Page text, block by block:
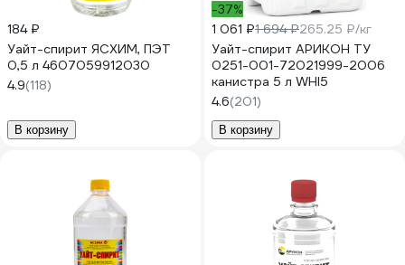
184 ₽
Уайт-спирит ЯСХИМ, ПЭТ
0,5 л 4607059912030
4.9(118)
В корзину
-37%
1 061 ₽1 694 ₽265.25 ₽/кг
Уайт-спирит АРИКОН ТУ
0251-001-72021999-2006
канистра 5 л WHI5
4.6(201)
В корзину